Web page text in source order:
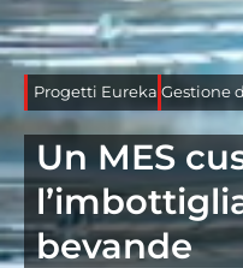
Progetti Eureka Gestione
Un MES
bevande